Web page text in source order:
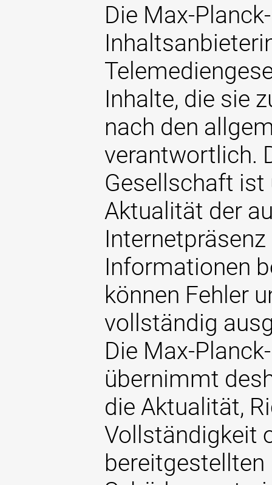
Die Max-
Inhalte, die sie
nach den
verantwortlich.
Gesellschaft
Aktualität der
Informationen
können Fehler
vollständig
Die Max-
übernimmt
die Aktualität,
Vollständigkeit